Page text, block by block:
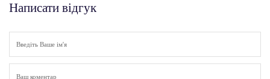
Написати відгук